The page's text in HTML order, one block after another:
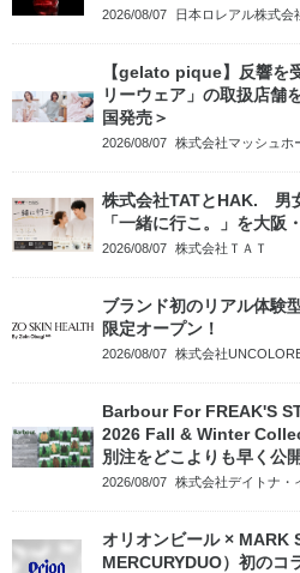
2026/08/07 日本ロレアル株式会
【gelato pique】反響を
リーウェア」の取扱店舗
国発売＞
2026/08/07 株式会社マッシュホ
株式会社TATとHAK. 男
「一緒に行こ。」を大阪
2026/08/07 株式会社ＴＡＴ
ブランド初のリアル体験
限定オープン！
2026/08/07 株式会社
Barbour For FREAK'S
2026 Fall & Winter
別注をどこよりも早く公開
2026/08/07 株式会社デイトナ・
オリオンビール × MARK
MERCURYDUO）初のコ